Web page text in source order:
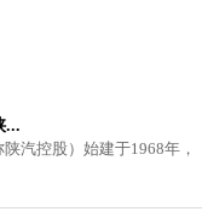
...
汽控股）始建于1968年，